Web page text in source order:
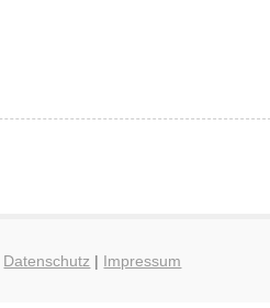
Datenschutz | Impressum